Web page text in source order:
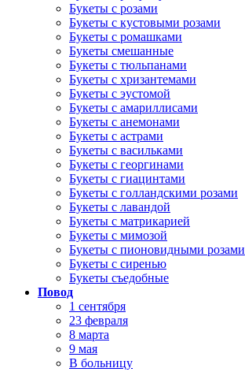
Букеты с розами
Букеты с кустовыми розами
Букеты с ромашками
Букеты смешанные
Букеты с тюльпанами
Букеты с хризантемами
Букеты с эустомой
Букеты с амариллисами
Букеты с анемонами
Букеты с астрами
Букеты с васильками
Букеты с георгинами
Букеты с гиацинтами
Букеты с голландскими розами
Букеты с лавандой
Букеты с матрикарией
Букеты с мимозой
Букеты с пионовидными розами
Букеты с сиренью
Букеты съедобные
Повод
1 сентября
23 февраля
8 марта
9 мая
В больницу